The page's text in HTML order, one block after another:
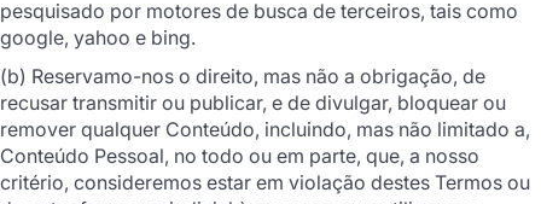
pesquisado por motores de busca de terceiros, tais como
google, yahoo e bing.
(b) Reservamo-nos o direito, mas não a obrigação, de
recusar transmitir ou publicar, e de divulgar, bloquear ou
remover qualquer Conteúdo, incluindo, mas não limitado a,
Conteúdo Pessoal, no todo ou em parte, que, a nosso
critério, consideremos estar em violação destes Termos ou